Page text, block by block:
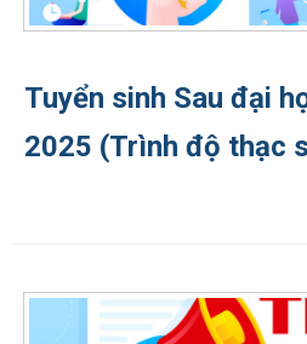
Tuyển sinh Sau đại
2025 (Trình độ thạc